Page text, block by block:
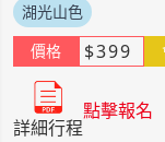
湖光山色
價格
$399
詳細行程
點擊報名